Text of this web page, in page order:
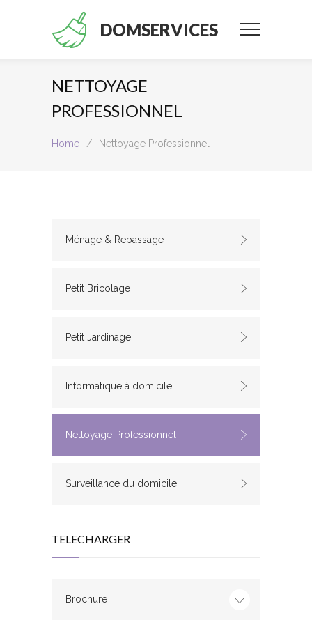
DOMSERVICES
NETTOYAGE
PROFESSIONNEL
Home / Nettoyage Professionnel
Ménage & Repassage
Petit Bricolage
Petit Jardinage
Informatique à domicile
Nettoyage Professionnel
Surveillance du domicile
TELECHARGER
Brochure